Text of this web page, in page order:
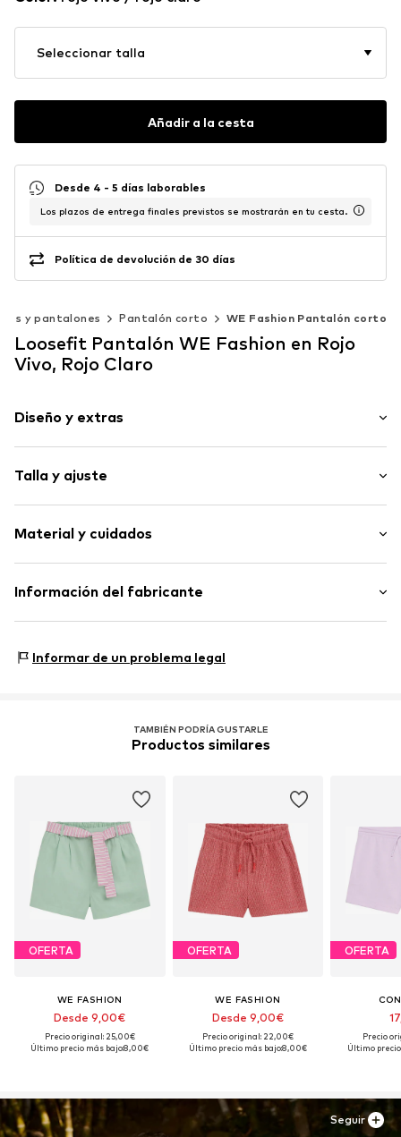
Seleccionar talla
Añadir a la cesta
Desde 4 - 5 días laborables
Los plazos de entrega finales previstos se mostrarán en tu cesta.
Política de devolución de 30 días
y pantalones Pantalón corto WE Fashion Pantalón corto
Loosefit Pantalón WE Fashion en Rojo
Vivo, Rojo Claro
Diseño y extras
Felpa ligera
Cintura/borde elástico
Tacto suave
Artículo n.º WEFegxg001000001
Talla y ajuste
Ajuste: Loosefit
Altura del abdomen: Tiro alto
Material y cuidados
Material: 100% Poliéster - PES (reciclado)
Información del fabricante
3542AD Utecht
Informar de un problema legal
TAMBIÉN PODRÍA GUSTARLE
Productos similares
OFERTA
WE FASHION
Desde 9,00€
Precio original: 25,00€
Último precio más bajo:8,00€
OFERTA
WE FASHION
Desde 9,00€
Precio original: 22,00€
Último precio más bajo:8,00€
OFERTA
Precio
Último
Seguir